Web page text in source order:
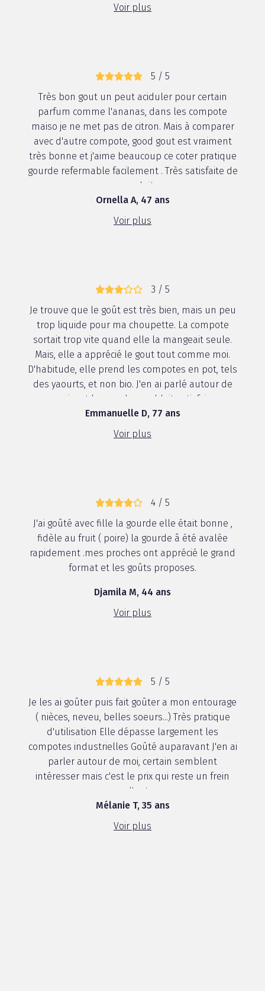
Voir plus
5 / 5
Très bon gout un peut aciduler pour certain
parfum comme l'ananas, dans les compote
maiso je ne met pas de citron. Mais à comparer
avec d'autre compote, good gout est vraiment
très bonne et j'aime beaucoup ce coter pratique
gourde refermable facilement . Très satisfaite de
ce produit.
Ornella A, 47 ans
Voir plus
3 / 5
Je trouve que le goût est très bien, mais un peu
trop liquide pour ma choupette. La compote
sortait trop vite quand elle la mangeait seule.
Mais, elle a apprécié le gout tout comme moi.
D'habitude, elle prend les compotes en pot, tels
des yaourts, et non bio. J'en ai parlé autour de
moi, out le monde semblait satisfai...
Emmanuelle D, 77 ans
Voir plus
4 / 5
J'ai goûté avec fille la gourde elle était bonne ,
fidèle au fruit ( poire) la gourde â été avalée
rapidement .mes proches ont apprécié le grand
format et les goûts proposes.
Djamila M, 44 ans
Voir plus
5 / 5
Je les ai goûter puis fait goûter a mon entourage
( nièces, neveu, belles soeurs...) Très pratique
d'utilisation Elle dépasse largement les
compotes industrielles Goûté auparavant J'en ai
parler autour de moi, certain semblent
intéresser mais c'est le prix qui reste un frein
pour d'autres
Mélanie T, 35 ans
Voir plus